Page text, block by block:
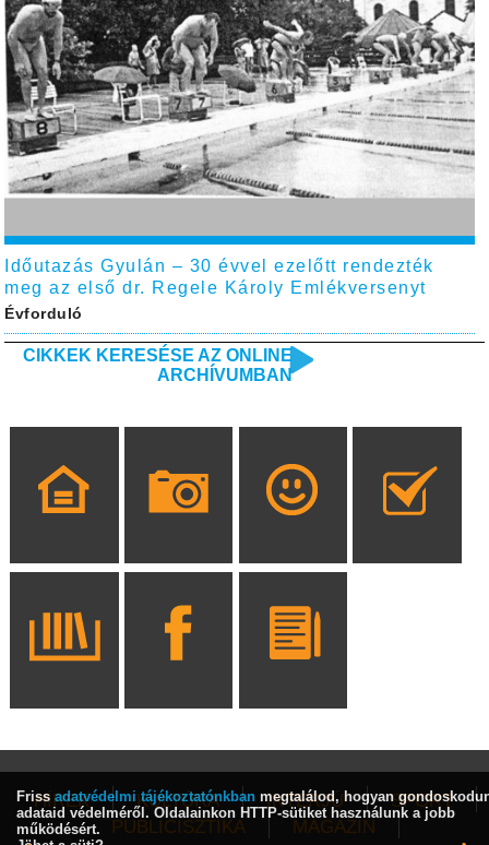
Időutazás Gyulán – 30 évvel ezelőtt rendezték
meg az első dr. Regele Károly Emlékversenyt
Évforduló
CIKKEK KERESÉSE AZ ONLINE
ARCHÍVUMBAN
HÍREK KULTÚRA INTERJÚ
SPORT
PUBLICISZTIKA
MAGAZIN
Friss adatvédelmi tájékoztatónkban megtalálod, hogyan
adataid védelméről. Oldalainkon HTTP-sütiket használunk a jobb
működésért.